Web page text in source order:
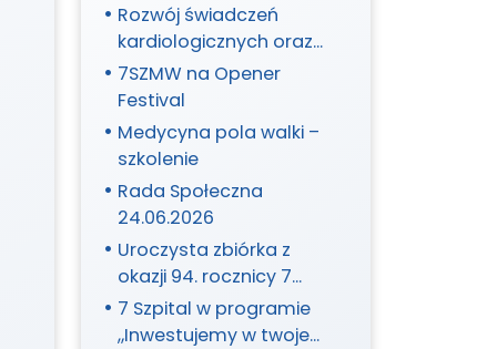
Rozwój świadczeń
kardiologicznych oraz
program ONKO+
7SZMW na Opener
Festival
Medycyna pola walki –
szkolenie
Rada Społeczna
24.06.2026
Uroczysta zbiórka z
okazji 94. rocznicy 7
Szpitala Marynarki
Wojennej oraz Święta
7 Szpital w programie
„Inwestujemy w twoje